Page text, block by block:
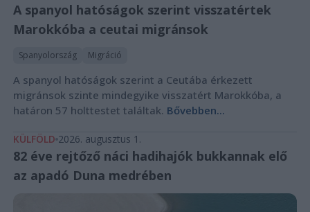
A spanyol hatóságok szerint visszatértek
Marokkóba a ceutai migránsok
Spanyolország Migráció
A spanyol hatóságok szerint a Ceutába érkezett
migránsok szinte mindegyike visszatért Marokkóba, a
határon 57 holttestet találtak. Bővebben...
KÜLFÖLD 2026. augusztus 1.
82 éve rejtőző náci hadihajók bukkannak elő
az apadó Duna medrében